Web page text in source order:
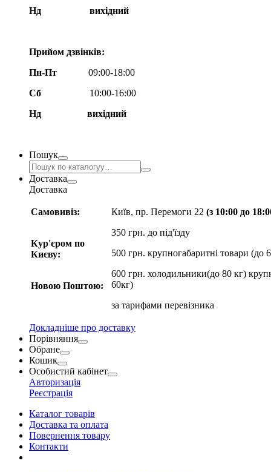
Нд
вихідний
Прийом дзвінків:
Пн-Пт
09:00-18:00
Сб
10:00-16:00
Нд вихідний
Пошук
Доставка
Доставка
Самовивіз:
Кур'єром по
Києву:
Новою Поштою:
Київ, пр. Перемоги 22 (з 10:00 до
350 грн. до під'їзду
500 грн. крупногабаритні товари (до
600 грн. холодильники(до 80 кг)
60кг)
за тарифами перевізника
Докладніше про доставку
Порівняння
Обране
Кошик
Особистий кабінет
Авторизація
Реєстрація
Каталог товарів
Доставка та оплата
Повернення товару
Контакти